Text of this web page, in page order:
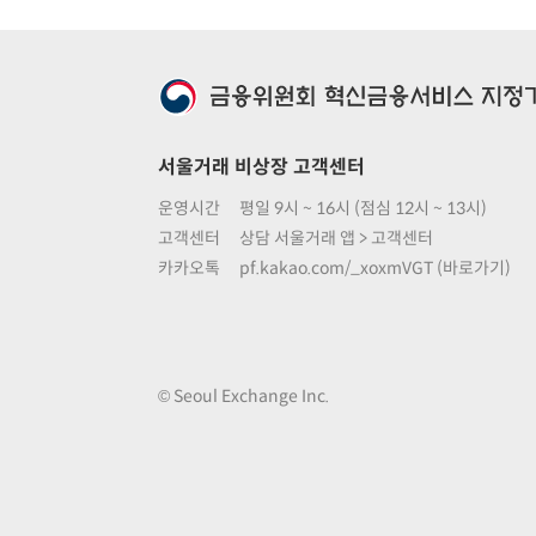
서울거래 비상장 고객센터
운영시간
평일 9시 ~ 16시 (점심 12시 ~ 13시)
고객센터
상담 서울거래 앱 > 고객센터
카카오톡
pf.kakao.com/_xoxmVGT (바로가기)
© Seoul Exchange Inc.